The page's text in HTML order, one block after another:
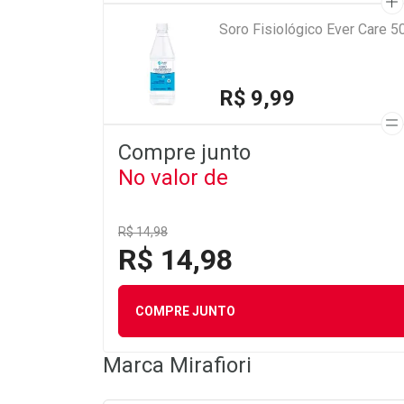
Soro Fisiológico Ever Care
R$ 9,99
Compre junto
No valor de
R$ 14,98
R$ 14,98
COMPRE JUNTO
Marca Mirafiori